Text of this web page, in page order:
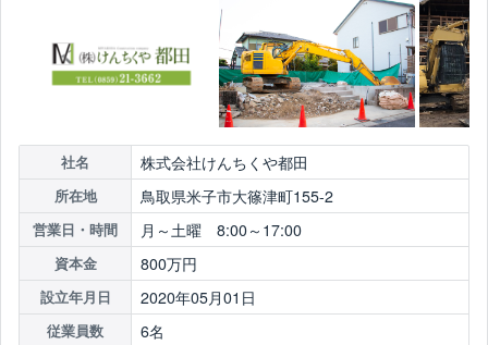
社名 株式会社けんちくや都田
所在地 鳥取県米子市大篠津町155-2
営業日・時間 月～土曜 8:00～17:00
資本金 800万円
設立年月日 2020年05月01日
従業員数 6名